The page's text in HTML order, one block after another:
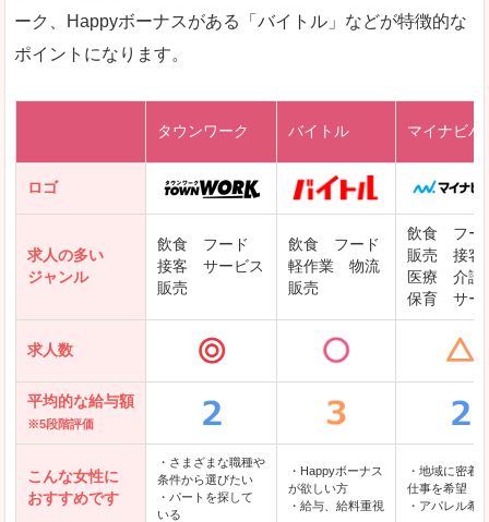
レバテックキャリア
DODAエンジニア IT
クリーデンス
テンプスタッフ
アパレル転職なび
ーク、Happyボーナスがある「バイトル」などが特徴的な
ポイントになります。
タウンワーク バイトル マイナビバ
ロゴ
求人の多い
ジャンル
飲食 フード
接客 サービス
販売
飲食 フード
軽作業 物流
販売
飲食 フー
販売 接客
医療 介護
保育 サー
求人数
平均的な給与額
※5段階評価
こんな女性に
おすすめです
・さまざまな職種や
条件から選びたい
・パートを探して
いる
・Happyボーナス
が欲しい方
・給与、給料重視
・地域に密着
仕事を希望
・アパレル希